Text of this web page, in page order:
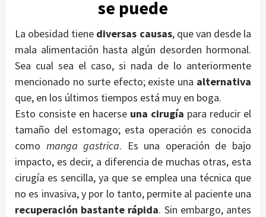
se puede
La obesidad tiene diversas causas, que van desde la
mala alimentación hasta algún desorden hormonal.
Sea cual sea el caso, si nada de lo anteriormente
mencionado no surte efecto; existe una alternativa
que, en los últimos tiempos está muy en boga.
Esto consiste en hacerse una cirugía para reducir el
tamaño del estomago; esta operación es conocida
como manga gastrica. Es una operación de bajo
impacto, es decir, a diferencia de muchas otras, esta
cirugía es sencilla, ya que se emplea una técnica que
no es invasiva, y por lo tanto, permite al paciente una
recuperación bastante rápida. Sin embargo, antes